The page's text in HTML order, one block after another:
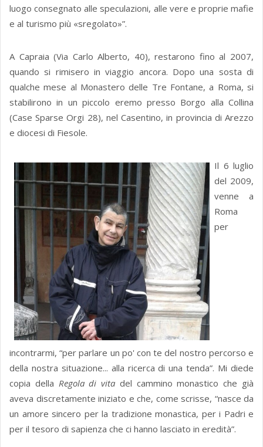
luogo consegnato alle speculazioni, alle vere e proprie mafie
e al turismo più «sregolato»”.
A Capraia (Via Carlo Alberto, 40), restarono fino al 2007,
quando si rimisero in viaggio ancora. Dopo una sosta di
qualche mese al Monastero delle Tre Fontane, a Roma, si
stabilirono in un piccolo eremo presso Borgo alla Collina
(Case Sparse Orgi 28), nel Casentino, in provincia di Arezzo
e diocesi di Fiesole.
Il 6 luglio
del 2009,
venne a
Roma
per
incontrarmi, “per parlare un po' con te del nostro percorso e
della nostra situazione... alla ricerca di una tenda”. Mi diede
copia della Regola di vita del cammino monastico che già
aveva discretamente iniziato e che, come scrisse, “nasce da
un amore sincero per la tradizione monastica, per i Padri e
per il tesoro di sapienza che ci hanno lasciato in eredità”.